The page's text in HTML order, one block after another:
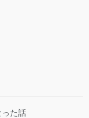
た話